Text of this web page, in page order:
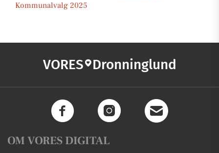
Kommunalvalg 2025
VORES Dronninglund
OM VORES DIGITAL